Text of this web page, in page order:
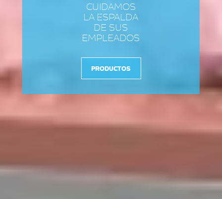
CUIDAMOS
LA ESPALDA
DE SUS
EMPLEADOS
PRODUCTOS